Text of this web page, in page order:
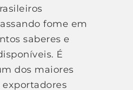
fome em
saberes e
É
dos maiores